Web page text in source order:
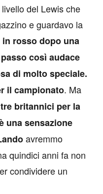
del Lewis che
e guardavo la
rosso dopo una
così audace
di molto speciale.
il campionato. Ma
tre britannici per la
una sensazione
avremmo
quindici anni fa non
condividere un